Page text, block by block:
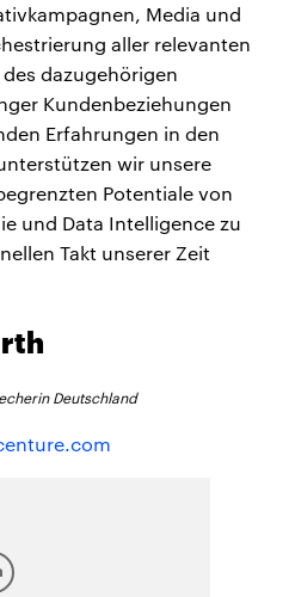
Media und
aller relevanten
dazugehörigen
Kundenbeziehungen
Erfahrungen in den
wir unsere
Potentiale von
und Data Intelligence zu
Takt unserer Zeit
Deutschland